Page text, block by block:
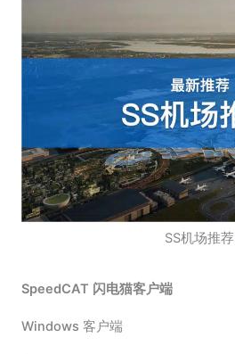
SS机场推荐
SpeedCAT 闪电猫客户端
Windows 客户端